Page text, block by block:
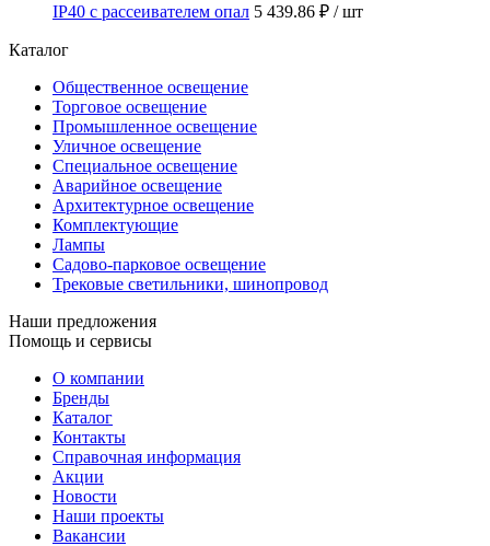
IP40 с рассеивателем опал 5 439.86 ₽ / шт
Каталог
Общественное освещение
Торговое освещение
Промышленное освещение
Уличное освещение
Специальное освещение
Аварийное освещение
Архитектурное освещение
Комплектующие
Лампы
Садово-парковое освещение
Трековые светильники, шинопровод
Наши предложения
Помощь и сервисы
О компании
Бренды
Каталог
Контакты
Справочная информация
Акции
Новости
Наши проекты
Вакансии